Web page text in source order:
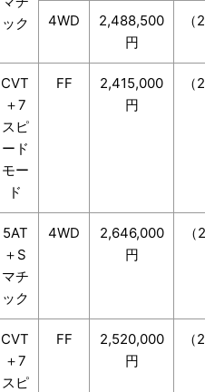
ック
4WD
2,488,500
円
CVT
＋7
スピ
ード
モー
ド
FF
2,415,000
円
5AT
＋S
マチ
ック
4WD
2,646,000
円
CVT
＋7
スピ
FF
2,520,000
円